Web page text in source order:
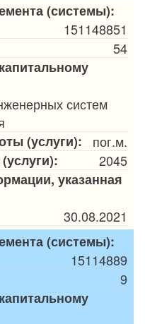
(системы):
151148851
54
систем
(услуги):
пог.м.
2045
указанная
30.08.2021
(системы):
15114889
9